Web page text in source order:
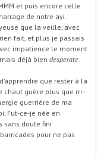
et puis encore celle
de notre ayi.
que la veille, avec
fait, et plus je passais
impatience le moment
mais déjà bien desperate
que rester à la
chaut guère plus que rrr-
guerrière de ma
Fut-ce-je née en
sans doute fini
pour ne pas